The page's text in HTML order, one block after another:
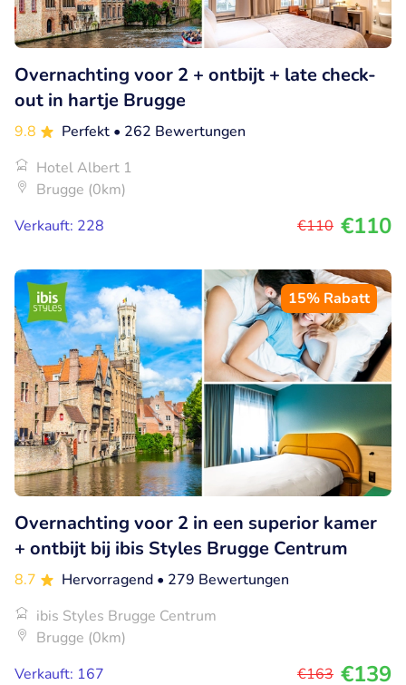
Overnachting voor 2 + ontbijt + late check-
out in hartje Brugge
9.8 Perfekt • 262 Bewertungen
Hotel Albert 1
Brugge (0km)
Verkauft: 228
€110 €110
15% Rabatt
Overnachting voor 2 in een superior kamer
+ ontbijt bij ibis Styles Brugge Centrum
8.7 Hervorragend • 279 Bewertungen
ibis Styles Brugge Centrum
Brugge (0km)
Verkauft: 167
€163 €139